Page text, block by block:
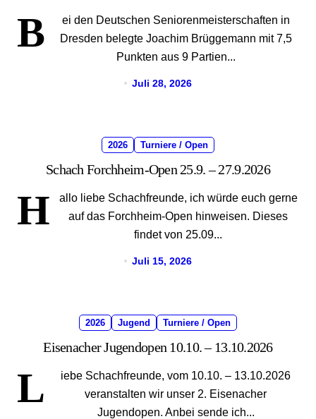
B
ei den Deutschen Seniorenmeisterschaften in
Dresden belegte Joachim Brüggemann mit 7,5
Punkten aus 9 Partien...
Juli 28, 2026
2026 Turniere / Open
Schach Forchheim-Open 25.9. – 27.9.2026
H
allo liebe Schachfreunde, ich würde euch gerne
auf das Forchheim-Open hinweisen. Dieses
findet von 25.09...
Juli 15, 2026
2026 Jugend Turniere / Open
Eisenacher Jugendopen 10.10. – 13.10.2026
L
iebe Schachfreunde, vom 10.10. – 13.10.2026
veranstalten wir unser 2. Eisenacher
Jugendopen. Anbei sende ich...